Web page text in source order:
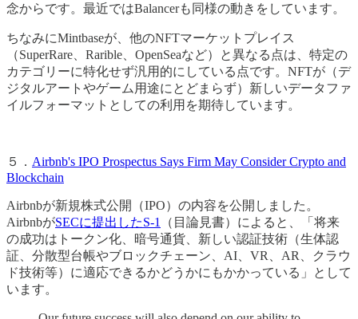
念からです。最近ではBalancerも同様の動きをしています。
ちなみにMintbaseが、他のNFTマーケットプレイス
（SuperRare、Rarible、OpenSeaなど）と異なる点は、特定の
カテゴリーに特化せず汎用的にしている点です。NFTが（デ
ジタルアートやゲーム用途にとどまらず）新しいデータファ
イルフォーマットとしての利用を期待しています。
５． Airbnb's IPO Prospectus Says Firm May Consider Crypto and
Blockchain
Airbnbが新規株式公開（IPO）の内容を公開しました。
AirbnbがSECに提出したS-1
（目論見書）によると、「将来
の成功はトークン化、暗号通貨、新しい認証技術（生体認
証、分散型台帳やブロックチェーン、AI、VR、AR、クラウ
ド技術等）に適応できるかどうかにもかかっている」として
います。